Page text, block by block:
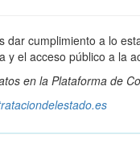
cumplimiento a lo
el acceso público a la
en la Plataforma de